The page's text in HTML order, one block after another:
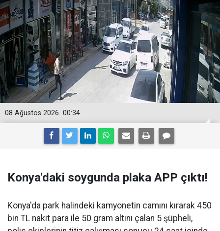
00:34
08 Ağustos 2026
Konya'daki soygunda plaka APP çıktı!
Konya'da park halindeki kamyonetin camını kırarak 450
bin TL nakit para ile 50 gram altını çalan 5 şüpheli,